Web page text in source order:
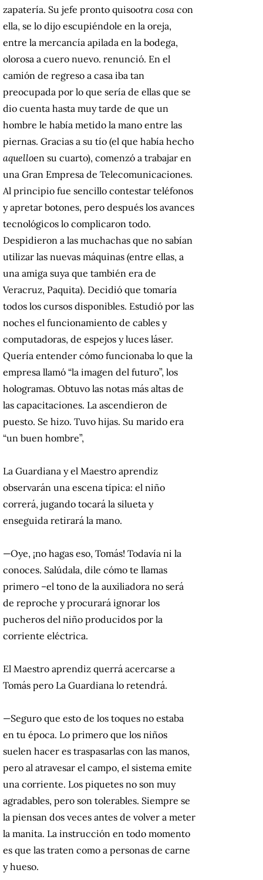
zapatería. Su jefe pronto quisootra cosa con
ella, se lo dijo escupiéndole en la oreja,
entre la mercancía apilada en la bodega,
olorosa a cuero nuevo. renunció. En el
camión de regreso a casa iba tan
preocupada por lo que sería de ellas que se
dio cuenta hasta muy tarde de que un
hombre le había metido la mano entre las
piernas. Gracias a su tío (el que había hecho
aquelloen su cuarto), comenzó a trabajar en
una Gran Empresa de Telecomunicaciones.
Al principio fue sencillo contestar teléfonos
y apretar botones, pero después los avances
tecnológicos lo complicaron todo.
Despidieron a las muchachas que no sabían
utilizar las nuevas máquinas (entre ellas, a
una amiga suya que también era de
Veracruz, Paquita). Decidió que tomaría
todos los cursos disponibles. Estudió por las
noches el funcionamiento de cables y
computadoras, de espejos y luces láser.
Quería entender cómo funcionaba lo que la
empresa llamó “la imagen del futuro”, los
hologramas. Obtuvo las notas más altas de
las capacitaciones. La ascendieron de
puesto. Se hizo. Tuvo hijas. Su marido era
“un buen hombre”,
La Guardiana y el Maestro aprendiz
observarán una escena típica: el niño
correrá, jugando tocará la silueta y
enseguida retirará la mano.
—Oye, ¡no hagas eso, Tomás! Todavía ni la
conoces. Salúdala, dile cómo te llamas
primero –el tono de la auxiliadora no será
de reproche y procurará ignorar los
pucheros del niño producidos por la
corriente eléctrica.
El Maestro aprendiz querrá acercarse a
Tomás pero La Guardiana lo retendrá.
—Seguro que esto de los toques no estaba
en tu época. Lo primero que los niños
suelen hacer es traspasarlas con las manos,
pero al atravesar el campo, el sistema emite
una corriente. Los piquetes no son muy
agradables, pero son tolerables. Siempre se
la piensan dos veces antes de volver a meter
la manita. La instrucción en todo momento
es que las traten como a personas de carne
y hueso.